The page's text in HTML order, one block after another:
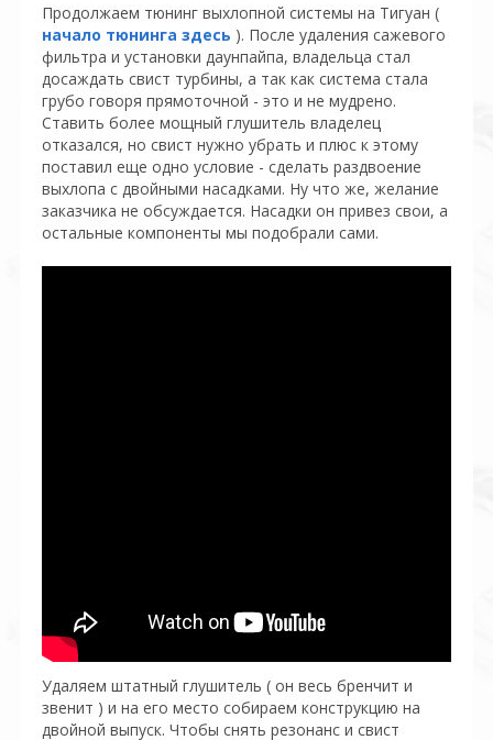
Продолжаем тюнинг выхлопной системы на Тигуан (
начало тюнинга здесь ). После удаления сажевого
фильтра и установки даунпайпа, владельца стал
досаждать свист турбины, а так как система стала
грубо говоря прямоточной - это и не мудрено.
Ставить более мощный глушитель владелец
отказался, но свист нужно убрать и плюс к этому
поставил еще одно условие - сделать раздвоение
выхлопа с двойными насадками. Ну что же, желание
заказчика не обсуждается. Насадки он привез свои, а
остальные компоненты мы подобрали сами.
Удаляем штатный глушитель ( он весь бренчит и
звенит ) и на его место собираем конструкцию на
двойной выпуск. Чтобы снять резонанс и свист